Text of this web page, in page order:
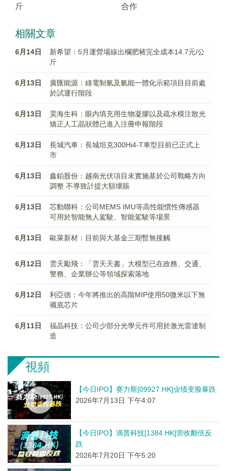
斤
合作
相關文章
6月14日
新希望：5月運營場線出欄肥豬完全成本14.7元/公
斤
6月13日
廣匯能源：綠電制氫及氫能一體化示範項目目前處
於試運行階段
6月13日
昊海生科：眼内填充用生物凝膠以及疏水模注散光
矯正人工晶狀體已進入注冊申報階段
6月13日
長城汽車：長城坦克300Hi4-T車型目前已正式上
市
6月13日
鑫鉑股份：越南光伏項目未實施基於公司戰略方向
調整 不導致計提大額壞賬
6月13日
芯動聯科：公司MEMS IMU等高性能慣性傳感器
可用於智能無人駕駛、智能駕駛等場景
6月13日 歐萊新材：目前與大基金三期暫無接觸
6月12日
雲天勵飛：「雲天天書」大模型已在政務、交通、
警務、企業辦公等領域探索落地
6月12日
利亞德：今年將推出的高階MIP使用50微米以下無
襯底芯片
6月11日
福晶科技：公司少部分光學元件可用於激光雷達制
造
視頻
【今日IPO】赛力斯[09927.HK]业绩变脸暴跌
2026年7月13日 下午4:07
【今日IPO】滴普科技[1384.HK]营收翻倍反
跌
2026年7月20日 下午5:20